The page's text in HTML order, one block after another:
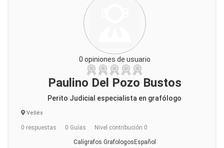
0 opiniones de usuario
Paulino Del Pozo Bustos
Perito Judicial especialista en grafólogo
Vellés
0 respuestas 0 Guías Nivel contribución 0
Calígrafos GrafologosEspañol